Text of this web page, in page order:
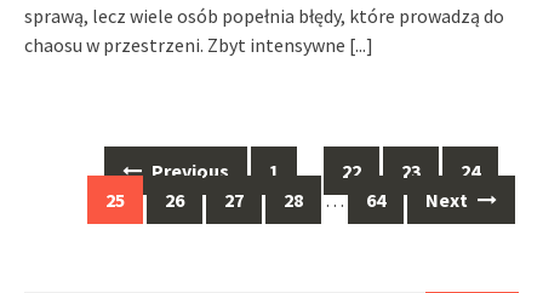
sprawą, lecz wiele osób popełnia błędy, które prowadzą do
chaosu w przestrzeni. Zbyt intensywne [...]
Posts
navigation
Previous 1 … 22 23
24
25
26 27 28 … 64 Next